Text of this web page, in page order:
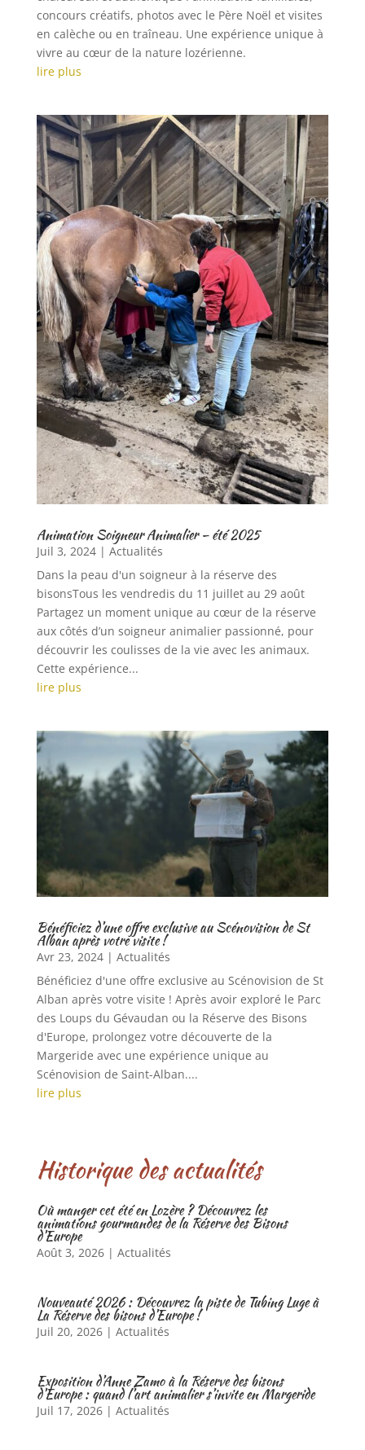
concours créatifs, photos avec le Père Noël et visites
en calèche ou en traîneau. Une expérience unique à
vivre au cœur de la nature lozérienne.
lire plus
Animation Soigneur Animalier – été 2025
Juil 3, 2024| Actualités
Dans la peau d'un soigneur à la réserve des
bisonsTous les vendredis du 11 juillet au 29 août
Partagez un moment unique au cœur de la réserve
aux côtés d’un soigneur animalier passionné, pour
découvrir les coulisses de la vie avec les animaux.
Cette expérience...
lire plus
Bénéficiez d’une offre exclusive au Scénovision de St
Alban après votre visite !
Avr 23, 2024| Actualités
Bénéficiez d'une offre exclusive au Scénovision de St
Alban après votre visite ! Après avoir exploré le Parc
des Loups du Gévaudan ou la Réserve des Bisons
d'Europe, prolongez votre découverte de la
Margeride avec une expérience unique au
Scénovision de Saint-Alban....
lire plus
Historique des actualités
Où manger cet été en Lozère ? Découvrez les
animations gourmandes de la Réserve des Bisons
d’Europe
Août 3, 2026| Actualités
Nouveauté 2026 : Découvrez la piste de Tubing Luge à
La Réserve des bisons d’Europe !
Juil 20, 2026| Actualités
Exposition d’Anne Zamo à la Réserve des bisons
d’Europe : quand l’art animalier s’invite en Margeride
Juil 17, 2026| Actualités